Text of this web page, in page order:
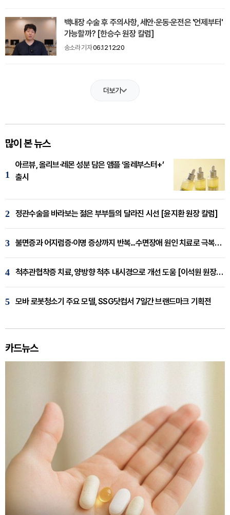
백내장 수술 후 주의사항, 세안·운동·운전은 '언제부터'
가능할까? [한승수 원장 칼럼]
송소라 기자06.12 12:20
더보기
많이 본 뉴스
1
아르뷰, 올리브·레몬 성분 담은 앰플 ‘올레부스터+’
출시
2 정관수술을 바라보는 젊은 부부들의 달라진 시선 [윤지환 원장 칼럼]
3 불면증과 어지럼증·이명 증상까지 반복...수면장애 원인 치료로 극복해야
4 척추관협착증 치료, 양방향 척추 내시경으로 개선 도움 [이석원 원장 칼럼]
5 모바 로봇청소기 주요 모델, SSG닷컴서 7일간 브랜드마크 기획전
카드뉴스